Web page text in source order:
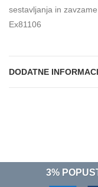
sestavljanja in
Ex81106
DODATNE
3%